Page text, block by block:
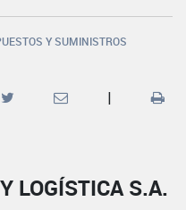
Y SUMINISTROS
|
LOGÍSTICA S.A.